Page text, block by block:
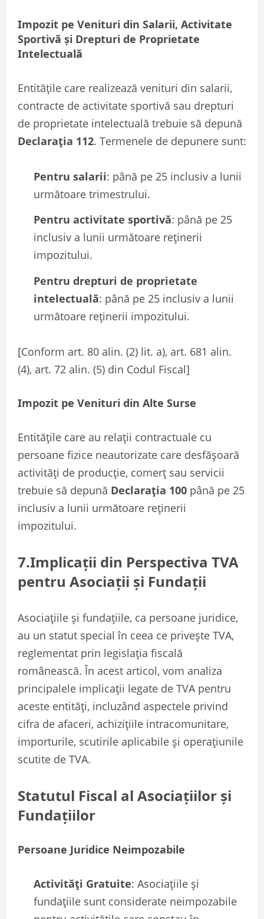
Impozit pe Venituri din Salarii, Activitate
Sportivă și Drepturi de Proprietate
Intelectuală
Entitățile care realizează venituri din salarii,
contracte de activitate sportivă sau drepturi
de proprietate intelectuală trebuie să depună
Declarația 112. Termenele de depunere sunt:
Pentru salarii: până pe 25 inclusiv a lunii
următoare trimestrului.
Pentru activitate sportivă: până pe 25
inclusiv a lunii următoare reținerii
impozitului.
Pentru drepturi de proprietate
intelectuală: până pe 25 inclusiv a lunii
următoare reținerii impozitului.
[Conform art. 80 alin. (2) lit. a), art. 681 alin.
(4), art. 72 alin. (5) din Codul Fiscal]
Impozit pe Venituri din Alte Surse
Entitățile care au relații contractuale cu
persoane fizice neautorizate care desfășoară
activități de producție, comerț sau servicii
trebuie să depună Declarația 100 până pe 25
inclusiv a lunii următoare reținerii
impozitului.
7.Implicații din Perspectiva TVA
pentru Asociații și Fundații
Asociațiile și fundațiile, ca persoane juridice,
au un statut special în ceea ce privește TVA,
reglementat prin legislația fiscală
românească. În acest articol, vom analiza
principalele implicații legate de TVA pentru
aceste entități, incluzând aspectele privind
cifra de afaceri, achizițiile intracomunitare,
importurile, scutirile aplicabile și operațiunile
scutite de TVA.
Statutul Fiscal al Asociațiilor și
Fundațiilor
Persoane Juridice Neimpozabile
Activități Gratuite: Asociațiile și
fundațiile sunt considerate neimpozabile